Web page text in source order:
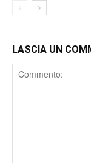
LASCIA UN
Comment